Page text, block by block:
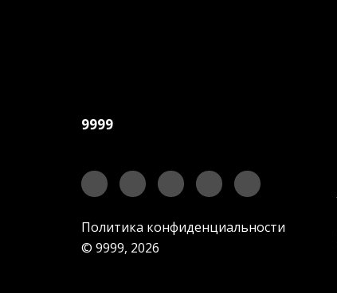
9999
Политика конфиденциальности
© 9999, 2026